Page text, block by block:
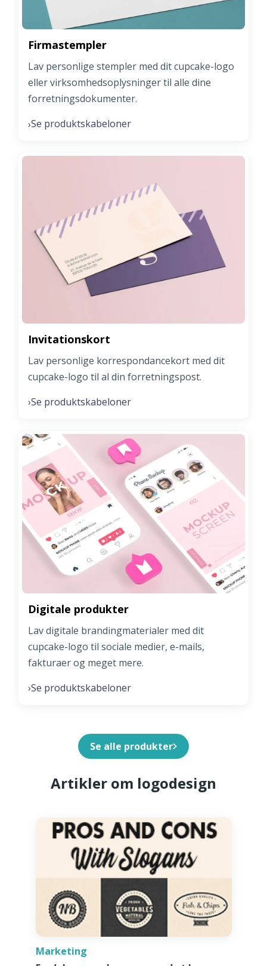
Firmastempler
Lav personlige stempler med dit cupcake-logo
eller virksomhedsoplysninger til alle dine
forretningsdokumenter.
›Se produktskabeloner
Invitationskort
Lav personlige korrespondancekort med dit
cupcake-logo til al din forretningspost.
›Se produktskabeloner
Digitale produkter
Lav digitale brandingmaterialer med dit
cupcake-logo til sociale medier, e-mails,
fakturaer og meget mere.
›Se produktskabeloner
Se alle produkter
Artikler om logodesign
Marketing